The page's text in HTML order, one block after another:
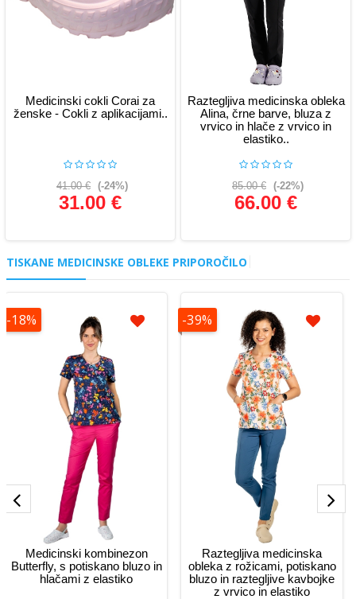
Medicinski cokli Corai za
ženske - Cokli z aplikacijami..
41.00 € (-24%)
31.00 €
Glej podrobnosti
Raztegljiva medicinska obleka
Alina, črne barve, bluza z
vrvico in hlače z vrvico in
elastiko..
85.00 € (-22%)
66.00 €
Glej podrobnosti
TISKANE MEDICINSKE OBLEKE PRIPOROČILO
-18%
Medicinski kombinezon
Butterfly, s potiskano bluzo in
hlačami z elastiko
-39%
Raztegljiva medicinska
obleka z rožicami, potiskano
bluzo in raztegljive kavbojke
z vrvico in elastiko